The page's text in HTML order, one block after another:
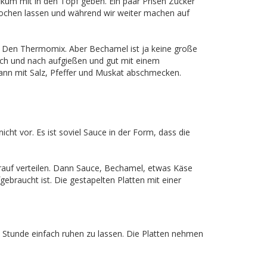
lassen und während wir weiter machen auf
Thermomix. Aber Bechamel ist ja keine große
und nach aufgießen und gut mit einem
mit Salz, Pfeffer und Muskat abschmecken.
vor. Es ist soviel Sauce in der Form, dass die
verteilen. Dann Sauce, Bechamel, etwas Käse
ist. Die gestapelten Platten mit einer
einfach ruhen zu lassen. Die Platten nehmen